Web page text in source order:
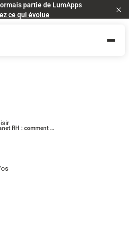
partie de LumApps
ce qui évolue
Intranet RH : comment choisir la bonne plateforme